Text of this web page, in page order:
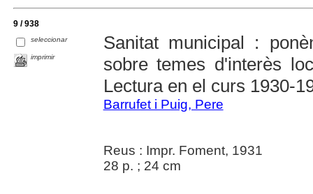
9 / 938
seleccionar
imprimir
Sanitat municipal :
sobre temes d'interès
Lectura en el curs 1930-
Barrufet i Puig, Pere
Reus : Impr. Foment, 1931
28 p. ; 24 cm